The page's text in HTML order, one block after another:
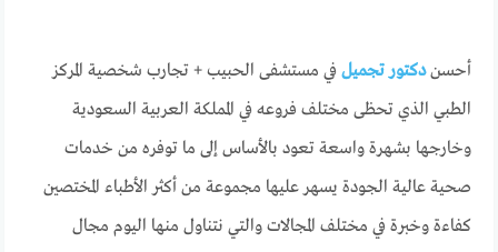
أحسندكتور تجميل في مستشفى الحبيب + تجارب شخصية المركز
الطبي الذي تحظى مختلف فروعه في المملكة العربية السعودية
وخارجها بشهرة واسعة تعود بالأساس إلى ما توفره من خدمات
صحية عالية الجودة يسهر عليها مجموعة من أكثر الأطباء المختصين
كفاءة وخبرة في مختلف المجالات والتي نتناول منها اليوم مجال